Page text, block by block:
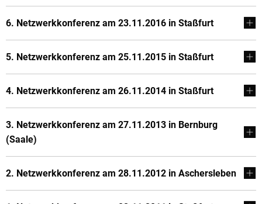
6. Netzwerkkonferenz am 23.11.2016 in Staßfurt
5. Netzwerkkonferenz am 25.11.2015 in Staßfurt
4. Netzwerkkonferenz am 26.11.2014 in Staßfurt
3. Netzwerkkonferenz am 27.11.2013 in Bernburg
(Saale)
2. Netzwerkkonferenz am 28.11.2012 in Aschersleben